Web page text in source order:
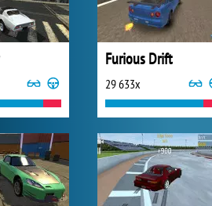
Furious Drift
29 633x